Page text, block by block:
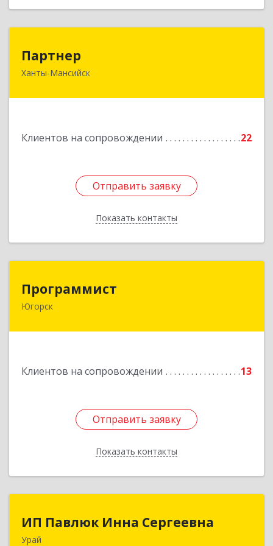
Партнер
Ханты-Мансийск
Клиентов на сопровождении 22
Отправить заявку
Показать контакты
628012, Ханты-Мансийский Автономный округ
Подробнее
Отправить заявку
Назад
Программист
Югорск
Клиентов на сопровождении 13
Отправить заявку
Показать контакты
628264, Ханты-Мансийский Автономный округ
Подробнее
Отправить заявку
Назад
ИП Павлюк Инна Сергеевна
Урай
628284, Ханты-Мансийский Автономный округ